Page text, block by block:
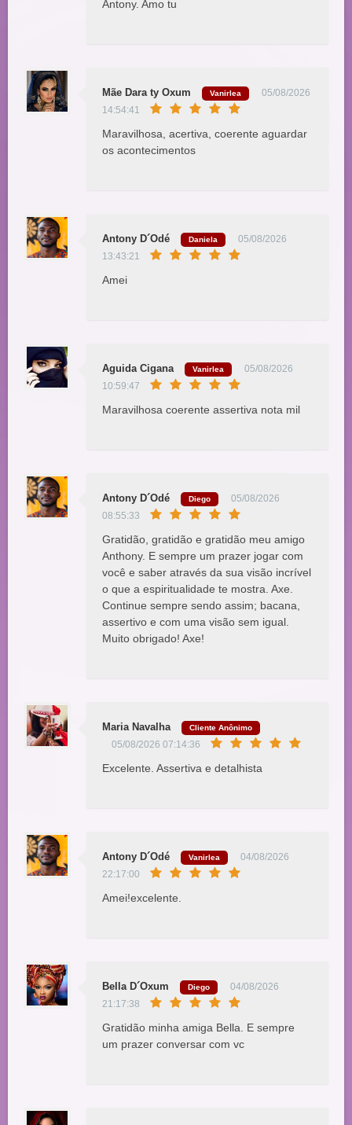
Antony. Amo tu
Mãe Dara ty Oxum Vanirlea
05/08/2026
14:54:41
Maravilhosa, acertiva, coerente aguardar
os acontecimentos
Antony D´Odé Daniela
05/08/2026
13:43:21
Amei
Aguida Cigana Vanirlea
05/08/2026
10:59:47
Maravilhosa coerente assertiva nota mil
Antony D´Odé Diego
05/08/2026
08:55:33
Gratidão, gratidão e gratidão meu amigo
Anthony. E sempre um prazer jogar com
você e saber através da sua visão incrível
o que a espiritualidade te mostra. Axe.
Continue sempre sendo assim; bacana,
assertivo e com uma visão sem igual.
Muito obrigado! Axe!
Maria Navalha Cliente Anônimo
05/08/2026 07:14:36
Excelente. Assertiva e detalhista
Antony D´Odé Vanirlea
04/08/2026
22:17:00
Amei!excelente.
Bella D´Oxum Diego
04/08/2026
21:17:38
Gratidão minha amiga Bella. E sempre
um prazer conversar com vc